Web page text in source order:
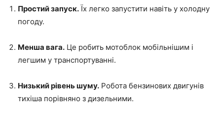
Простий запуск. Їх легко запустити навіть у холодну
погоду.
Менша вага. Це робить мотоблок мобільнішим і
легшим у транспортуванні.
Низький рівень шуму. Робота бензинових двигунів
тихіша порівняно з дизельними.